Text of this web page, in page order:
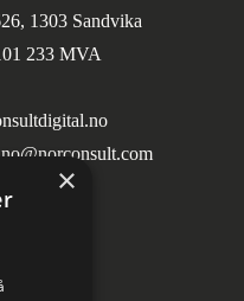
1303 Sandvika
233 MVA
×